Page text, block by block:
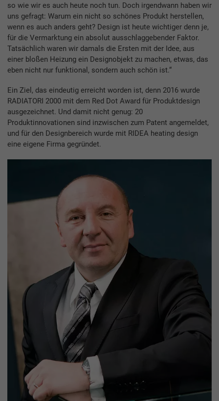
so wie wir es auch heute noch tun. Doch irgendwann haben wir
uns gefragt: Warum ein nicht so schönes Produkt herstellen,
wenn es auch anders geht? Design ist heute wichtiger denn je,
für die Vermarktung ein absolut ausschlaggebender Faktor.
Tatsächlich waren wir damals die Ersten mit der Idee, aus
einer bloßen Heizung ein Designobjekt zu machen, etwas, das
eben nicht nur funktional, sondern auch schön ist.“
Ein Ziel, das eindeutig erreicht worden ist, denn 2016 wurde
RADIATORI 2000 mit dem Red Dot Award für Produktdesign
ausgezeichnet. Und damit nicht genug: 20
Produktinnovationen sind inzwischen zum Patent angemeldet,
und für den Designbereich wurde mit RIDEA heating design
eine eigene Firma gegründet.